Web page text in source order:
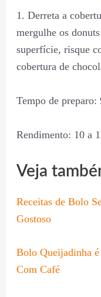
1. Derreta a
mergulhe os
superfície, risque
cobertura de
Tempo de preparo:
Rendimento: 10 a
Veja
Receitas de Bolo
Gostoso
Bolo Queijadinha
Com Café